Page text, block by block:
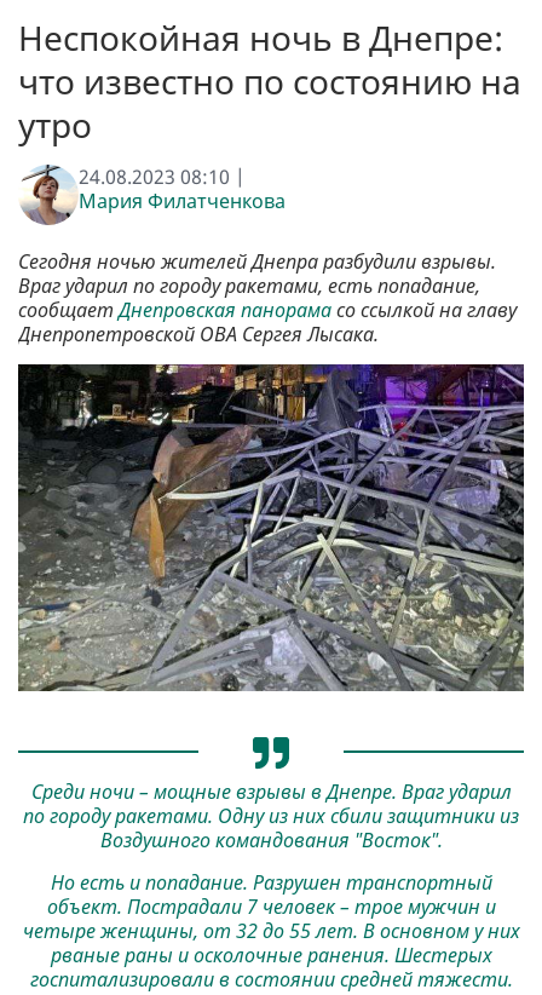
Неспокойная ночь в Днепре:
что известно по состоянию на
утро
24.08.2023 08:10 |
Мария Филатченкова
Сегодня ночью жителей Днепра разбудили взрывы.
Враг ударил по городу ракетами, есть попадание,
сообщаетДнепровская панорамасо ссылкой на главу
Днепропетровской ОВА Сергея Лысака.
Среди ночи – мощные взрывы в Днепре. Враг ударил
по городу ракетами. Одну из них сбили защитники из
Воздушного командования "Восток".
Но есть и попадание. Разрушен транспортный
объект. Пострадали 7 человек – трое мужчин и
четыре женщины, от 32 до 55 лет. В основном у них
рваные раны и осколочные ранения. Шестерых
госпитализировали в состоянии средней тяжести.